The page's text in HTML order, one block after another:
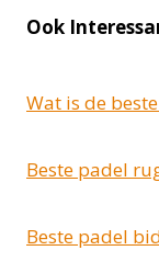
Ook
Wat is de
Beste padel
Beste padel